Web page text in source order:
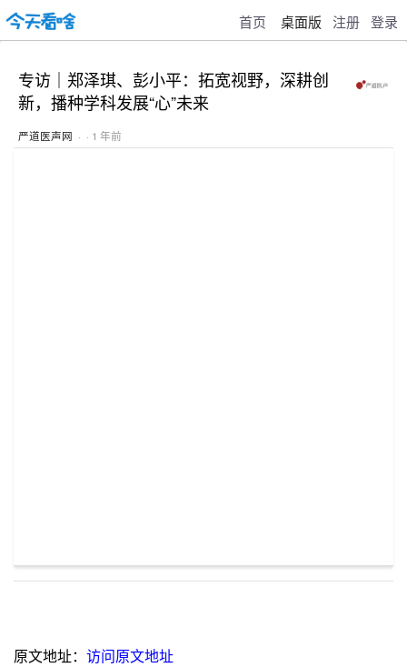
首页 桌面版 注册 登录
专访｜郑泽琪、彭小平：拓宽视野，深耕创
新，播种学科发展“心”未来
严道医声网 · · 1 年前
原文地址： 访问原文地址